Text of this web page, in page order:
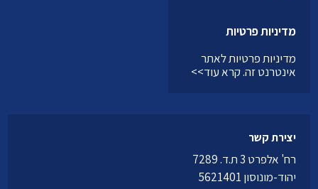
מדיניות פרטיות
מדיניות פרטיות לאתר
אינטרנט זה.קרא עוד>>
יצירת קשר
רח' אלפרט 3 ת.ד. 7289
יהוד-מונוסון 5621401